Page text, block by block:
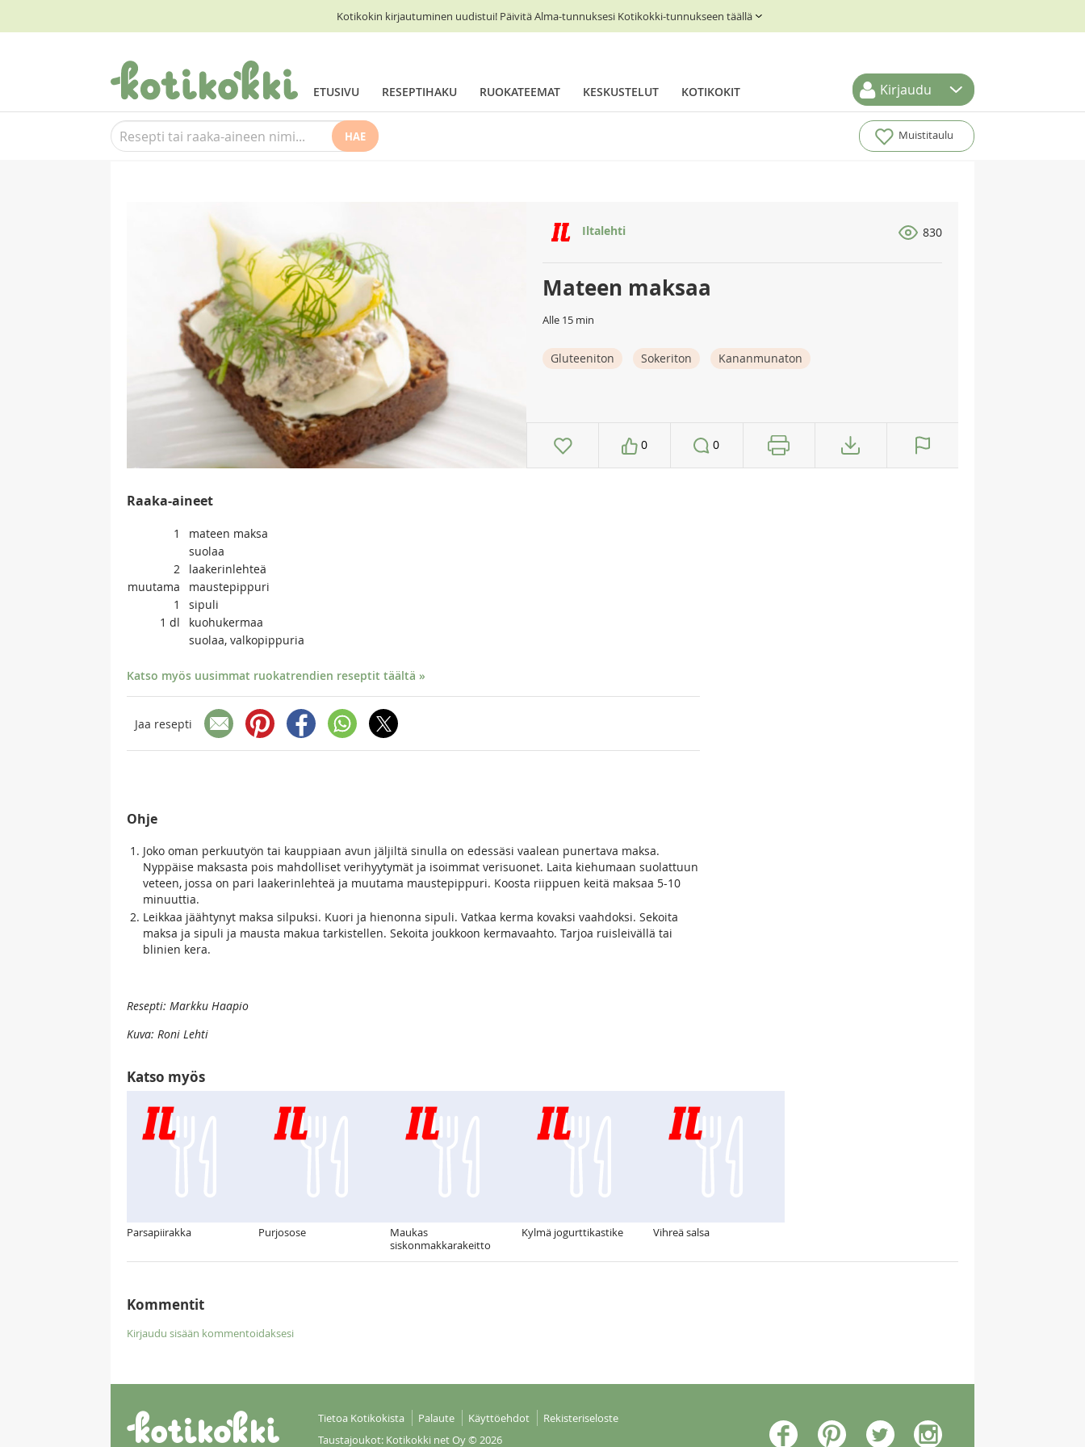
Kotikokin kirjautuminen uudistui! Päivitä Alma-tunnuksesi Kotikokki-tunnukseen täällä
ETUSIVU RESEPTIHAKU RUOKATEEMAT KESKUSTELUT KOTIKOKIT Kirjaudu
HAE Muistitaulu
Iltalehti 830
Mateen maksaa
Alle 15 min
Gluteeniton Sokeriton Kananmunaton
0 0
Raaka-aineet
1
mateen maksa
suolaa
2
laakerinlehteä
muutama
maustepippuri
1
sipuli
1 dl
kuohukermaa
suolaa, valkopippuria
Katso myös uusimmat ruokatrendien reseptit täältä »
Jaa resepti
Ohje
Joko oman perkuutyön tai kauppiaan avun jäljiltä sinulla on edessäsi vaalean punertava maksa.
Nyppäise maksasta pois mahdolliset verihyytymät ja isoimmat verisuonet. Laita kiehumaan suolattuun
veteen, jossa on pari laakerinlehteä ja muutama maustepippuri. Koosta riippuen keitä maksaa 5-10
minuuttia.
Leikkaa jäähtynyt maksa silpuksi. Kuori ja hienonna sipuli. Vatkaa kerma kovaksi vaahdoksi. Sekoita
maksa ja sipuli ja mausta makua tarkistellen. Sekoita joukkoon kermavaahto. Tarjoa ruisleivällä tai
blinien kera.
Resepti: Markku Haapio
Kuva: Roni Lehti
Katso myös
Parsapiirakka Purjosose
Maukas
siskonmakkarakeitto
Kylmä jogurttikastike Vihreä salsa
Kommentit
Kirjaudu sisään kommentoidaksesi
Tietoa Kotikokista Palaute Käyttöehdot
Rekisteriseloste
Taustajoukot: Kotikokki net Oy© 2026